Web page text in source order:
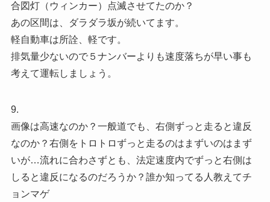
合図灯（ウィンカー）点滅させてたのか？
あの区間は、ダラダラ坂が続いてます。
軽自動車は所詮、軽です。
排気量少ないので５ナンバーよりも速度落ちが早い事も
考えて運転しましょう。
9.
画像は高速なのか？一般道でも、右側ずっと走ると違反
なのか？右側をトロトロずっと走るのはまずいのはまず
いが…流れに合わさずとも、法定速度内でずっと右側は
しると違反になるのだろうか？誰か知ってる人教えてチ
ョンマゲ